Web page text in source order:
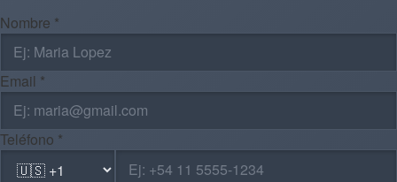
Nombre *
Email *
Teléfono *